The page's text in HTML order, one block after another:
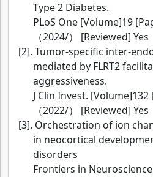
Type 2 Diabetes.
PLoS One [Volume]19
（2024/） [Reviewed] Yes
[2]. Tumor-specific inter-
mediated by FLRT2
aggressiveness.
J Clin Invest. [Volume]132
（2022/） [Reviewed] Yes
[3]. Orchestration of ion
in neocortical
disorders
Frontiers in